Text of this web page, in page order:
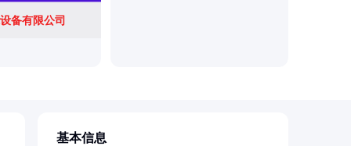
备有限公司
基本信息